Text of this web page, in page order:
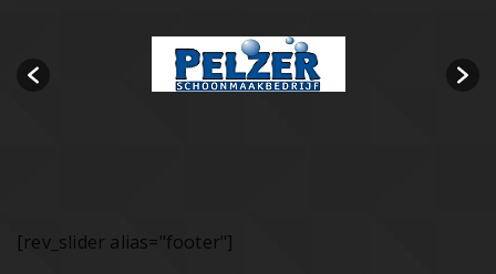
[rev_slider alias="footer"]